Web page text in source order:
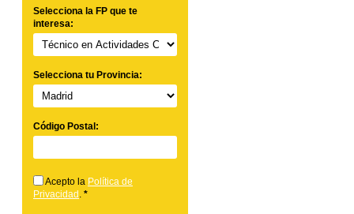
Selecciona la FP que te
interesa:
Selecciona tu Provincia:
Código Postal:
Acepto la Política de
Privacidad . *